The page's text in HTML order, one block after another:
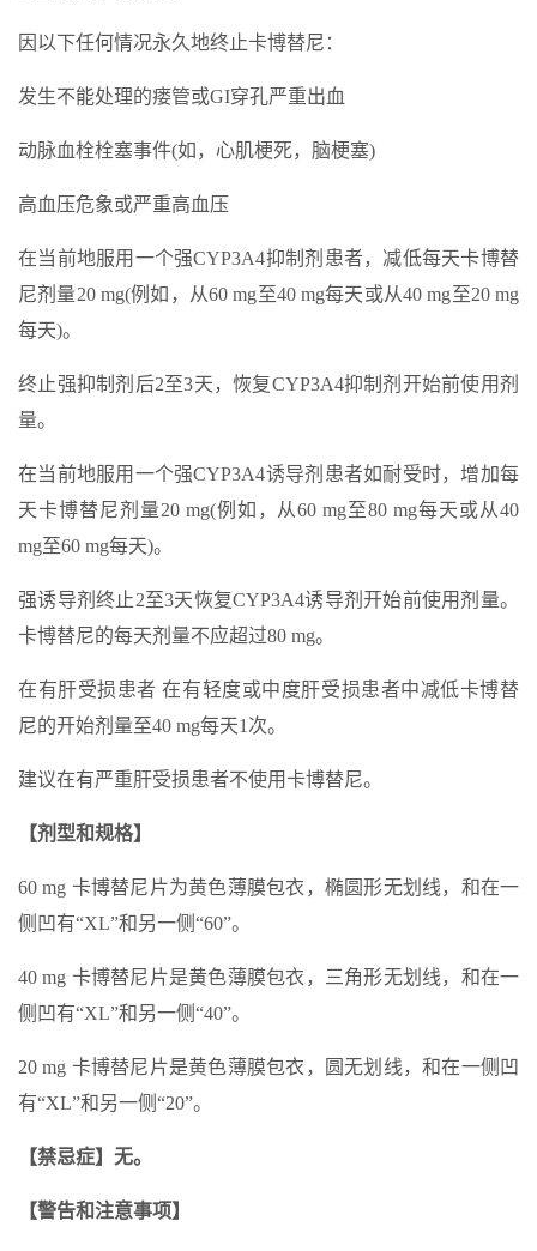
因以下任何情况永久地终止卡博替尼：
发生不能处理的瘘管或GI穿孔严重出血
动脉血栓栓塞事件(如，心肌梗死，脑梗塞)
高血压危象或严重高血压
在当前地服用一个强CYP3A4抑制剂患者，减低每天卡博替
尼剂量20 mg(例如，从60 mg至40 mg每天或从40 mg至20 mg
每天)。
终止强抑制剂后2至3天，恢复CYP3A4抑制剂开始前使用剂
量。
在当前地服用一个强CYP3A4诱导剂患者如耐受时，增加每
天卡博替尼剂量20 mg(例如，从60 mg至80 mg每天或从40
mg至60 mg每天)。
强诱导剂终止2至3天恢复CYP3A4诱导剂开始前使用剂量。
卡博替尼的每天剂量不应超过80 mg。
在有肝受损患者 在有轻度或中度肝受损患者中减低卡博替
尼的开始剂量至40 mg每天1次。
建议在有严重肝受损患者不使用卡博替尼。
【剂型和规格】
60 mg 卡博替尼片为黄色薄膜包衣，椭圆形无划线，和在一
侧凹有“XL”和另一侧“60”。
40 mg 卡博替尼片是黄色薄膜包衣，三角形无划线，和在一
侧凹有“XL”和另一侧“40”。
20 mg 卡博替尼片是黄色薄膜包衣，圆无划线，和在一侧凹
有“XL”和另一侧“20”。
【禁忌症】无。
【警告和注意事项】